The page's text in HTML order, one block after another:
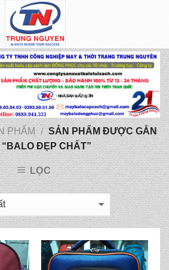
PHẨM / SẢN PHẨM ĐƯỢC GẮN
“BALO ĐẸP CHẤT”
LỌC